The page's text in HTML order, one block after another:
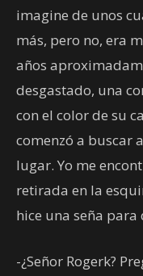
imagine de unos
más, pero no, era
años
desgastado, una
con el color de su
comenzó a buscar
lugar. Yo me
retirada en la
hice una seña para
-¿Señor Rogerk?